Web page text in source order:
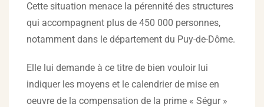
Cette situation menace la pérennité des structures
qui accompagnent plus de 450 000 personnes,
notamment dans le département du Puy-de-Dôme.
Elle lui demande à ce titre de bien vouloir lui
indiquer les moyens et le calendrier de mise en
oeuvre de la compensation de la prime « Ségur »